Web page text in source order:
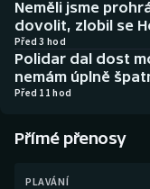
Boby a skeleton
Box
Curling
Dostihy
AZ kvíz
Neměli jsme
dovolit, zlobil se
Před 3 hod
Polidar dal dost
nemám úplně
Před 11 hod
Přímé přenosy
PLAVÁNÍ